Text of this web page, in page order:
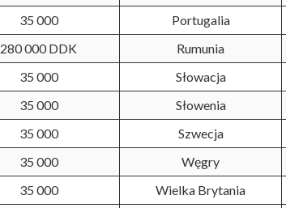
35 000 Portugalia
280 000 DDK Rumunia
35 000 Słowacja
35 000 Słowenia
35 000 Szwecja
35 000 Węgry
35 000 Wielka Brytania